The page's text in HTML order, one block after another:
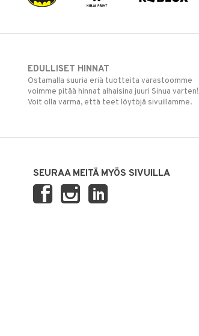
EDULLISET HINNAT
Ostamalla suuria eriä tuotteita varastoomme
voimme pitää hinnat alhaisina juuri Sinua varten!
Voit olla varma, että teet löytöjä sivuillamme.
SEURAA MEITÄ MYÖS SIVUILLA